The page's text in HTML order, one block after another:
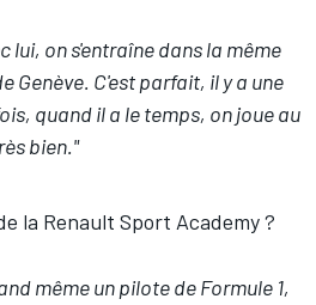
lui, on s'entraîne dans la même
Genève. C'est parfait, il y a une
quand il a le temps, on joue au
bien."
la Renault Sport Academy ?
même un pilote de Formule 1,